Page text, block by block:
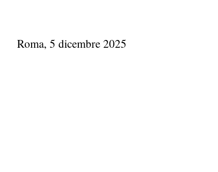
Roma, 5 dicembre 2025